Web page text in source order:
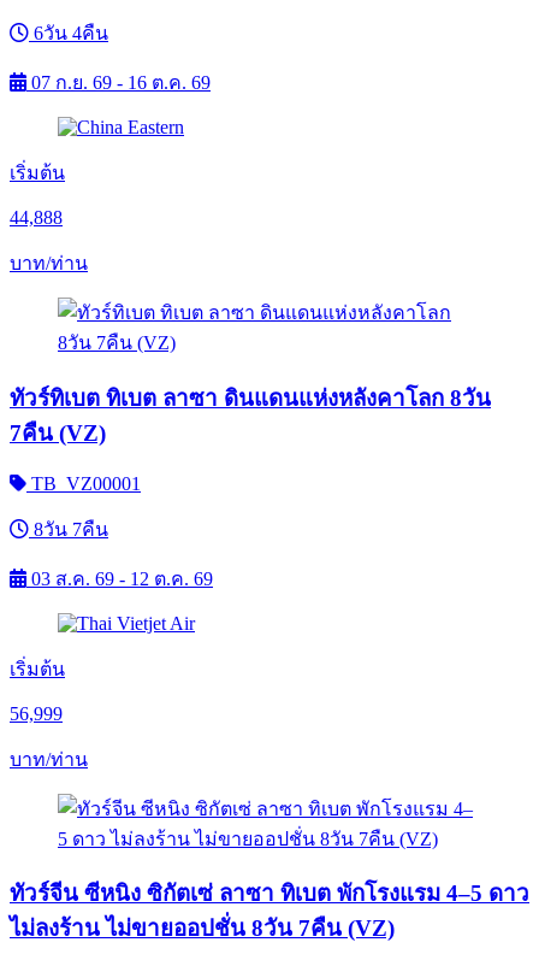
6วัน 4คืน
07 ก.ย. 69 - 16 ต.ค. 69
เริ่มต้น
44,888
บาท/ท่าน
ทัวร์ทิเบต ทิเบต ลาซา ดินแดนแห่งหลังคาโลก 8วัน
7คืน (VZ)
TB_VZ00001
8วัน 7คืน
03 ส.ค. 69 - 12 ต.ค. 69
เริ่มต้น
56,999
บาท/ท่าน
ทัวร์จีน ซีหนิง ซิกัตเซ่ ลาซา ทิเบต พักโรงแรม 4–5 ดาว
ไม่ลงร้าน ไม่ขายออปชั่น 8วัน 7คืน (VZ)